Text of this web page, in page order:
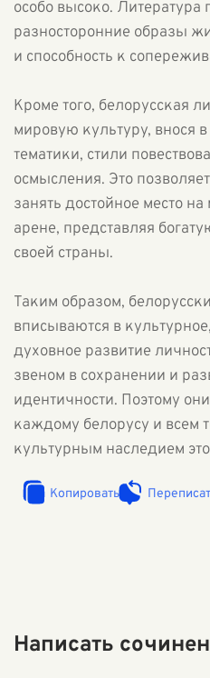
особо высоко. Литература
разносторонние образы
и способность к
Кроме того, белорусская
мировую культуру, внося
тематики, стили
осмысления. Это
занять достойное место
арене, представляя
своей страны.
Таким образом,
вписываются в
духовное развитие
звеном в сохранении и
идентичности. Поэтому
каждому белорусу и всем
культурным наследием
Копировать
Написать